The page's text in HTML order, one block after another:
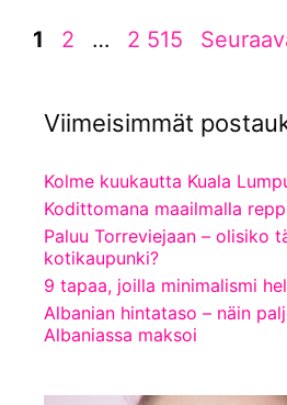
Sivu
1 Sivu
2 … Sivu
2 515
Viimeisimmät
Kolme kuukautta Kuala
Kodittomana maailmalla
Paluu Torreviejaan – olisiko
kotikaupunki?
9 tapaa, joilla minimalismi
Albanian hintataso – näin
Albaniassa maksoi